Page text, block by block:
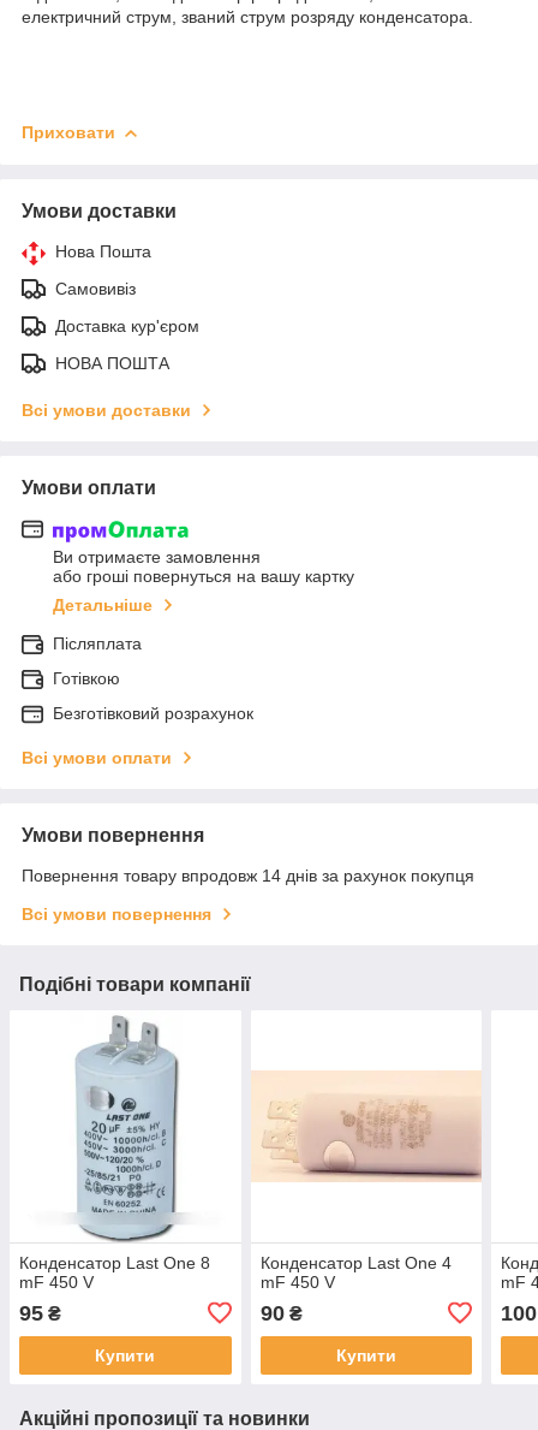
електричний струм, званий струм розряду конденсатора.
Приховати
Умови доставки
Нова Пошта
Самовивіз
Доставка кур'єром
НОВА ПОШТА
Всі умови доставки
Умови оплати
Ви отримаєте замовлення
або гроші повернуться на вашу картку
Детальніше
Післяплата
Готівкою
Безготівковий розрахунок
Всі умови оплати
Умови повернення
Повернення товару впродовж 14 днів за рахунок покупця
Всі умови повернення
Подібні товари компанії
Конденсатор Last One 8
mF 450 V
95 ₴
Купити
Конденсатор Last One 4
mF 450 V
90₴
Купити
mF
100
Акційні пропозиції та новинки